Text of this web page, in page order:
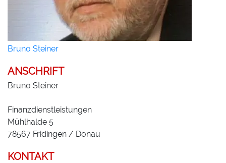
Bruno Steiner
ANSCHRIFT
Bruno Steiner
Finanzdienstleistungen
Mühlhalde 5
78567 Fridingen / Donau
KONTAKT